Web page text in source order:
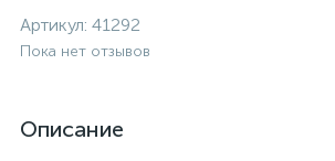
Артикул: 41292
Пока нет отзывов
Описание